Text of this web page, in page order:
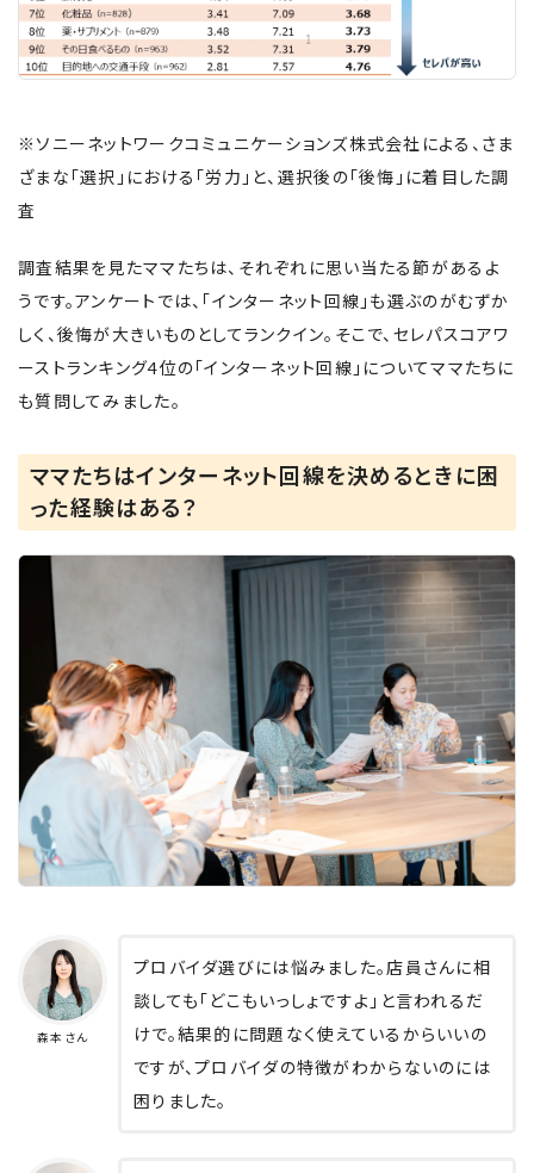
※ソニーネットワークコミュニケーションズ株式会社による、さま
ざまな「選択」における「労力」と、選択後の「後悔」に着目した調
査
調査結果を見たママたちは、それぞれに思い当たる節があるよ
うです。アンケートでは、「インターネット回線」も選ぶのがむずか
しく、後悔が大きいものとしてランクイン。そこで、セレパスコアワ
ーストランキング4位の「インターネット回線」についてママたちに
も質問してみました。
ママたちはインターネット回線を決めるときに困
った経験はある？
森本さん
プロバイダ選びには悩みました。店員さんに相
談しても「どこもいっしょですよ」と言われるだ
けで。結果的に問題なく使えているからいいの
ですが、プロバイダの特徴がわからないのには
困りました。